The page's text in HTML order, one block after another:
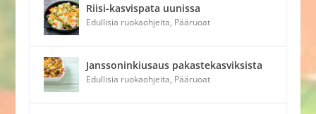
Riisi-kasvispata uunissa
Edullisia ruokaohjeita, Pääruoat
Janssoninkiusaus pakastekasviksista
Edullisia ruokaohjeita, Pääruoat